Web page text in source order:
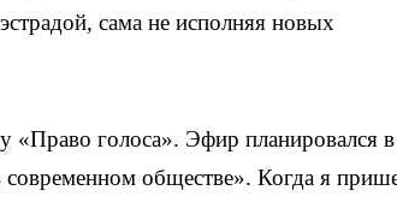
сама не исполняя новых
«Право голоса». Эфир планировался в
современном обществе». Когда я